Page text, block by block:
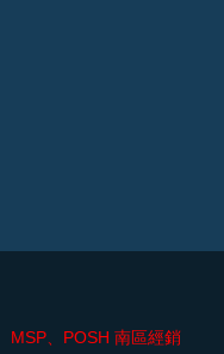
MSP、POSH 南區經銷